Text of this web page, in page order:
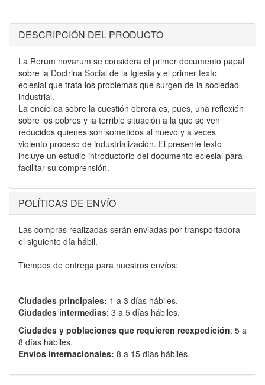
DESCRIPCIÓN DEL PRODUCTO
La Rerum novarum se considera el primer documento papal
sobre la Doctrina Social de la Iglesia y el primer texto
eclesial que trata los problemas que surgen de la sociedad
industrial.
La encíclica sobre la cuestión obrera es, pues, una reflexión
sobre los pobres y la terrible situación a la que se ven
reducidos quienes son sometidos al nuevo y a veces
violento proceso de industrialización. El presente texto
incluye un estudio introductorio del documento eclesial para
facilitar su comprensión.
POLÍTICAS DE ENVÍO
Las compras realizadas serán enviadas por transportadora
el siguiente día hábil.
Tiempos de entrega para nuestros envíos:
Ciudades principales: 1 a 3 días hábiles.
Ciudades intermedias: 3 a 5 días hábiles.
Ciudades y poblaciones que requieren reexpedición: 5 a
8 días hábiles.
Envíos internacionales: 8 a 15 días hábiles.